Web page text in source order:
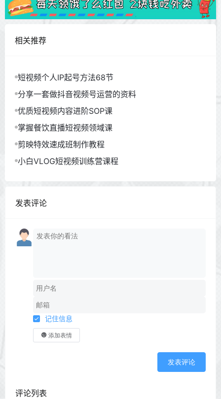
相关推荐
短视频个人IP起号方法68节
分享一套做抖音视频号运营的资料
优质短视频内容进阶SOP课
掌握餐饮直播短视频领域课
剪映特效速成班制作教程
小白VLOG短视频训练营课程
发表评论
记住信息
添加表情
发表评论
评论列表